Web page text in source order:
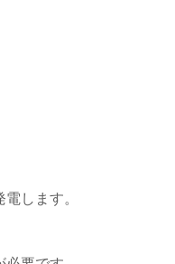
します。